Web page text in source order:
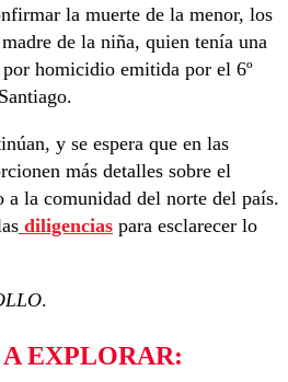
la muerte de la menor, los
de la niña, quien tenía una
homicidio emitida por el 6º
y se espera que en las
más detalles sobre el
a la comunidad del norte del país.
diligencias para esclarecer lo
.
EXPLORAR: